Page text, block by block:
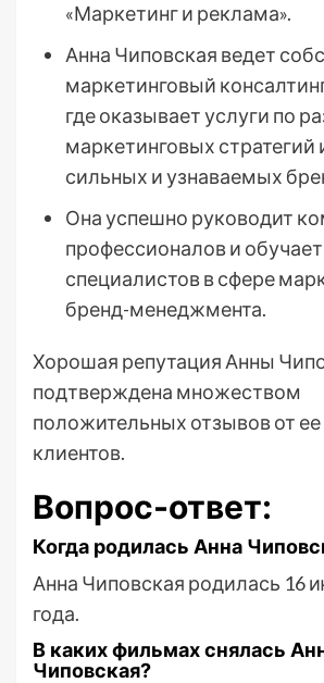
«Маркетинг и реклама».
Анна Чиповская ведет
маркетинговый
где оказывает услуги по
маркетинговых стратегий
сильных и узнаваемых
Она успешно руководит
профессионалов и
специалистов в сфере
бренд-менеджмента.
Хорошая репутация Анны
подтверждена множеством
положительных отзывов от ее
клиентов.
Вопрос-ответ:
Когда родилась Анна
Анна Чиповская родилась 16
года.
В каких фильмах снялась
Чиповская?